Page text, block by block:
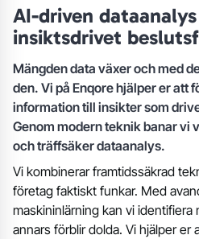
AI-driven
insiktsdrivet
Mängden data växer och med
den. Vi på Enqore hjälper er att
information till insikter som
Genom modern teknik banar vi
och träffsäker dataanalys.
Vi kombinerar framtidssäkrad
företag faktiskt funkar. Med
maskininlärning kan vi
annars förblir dolda. Vi hjälper er